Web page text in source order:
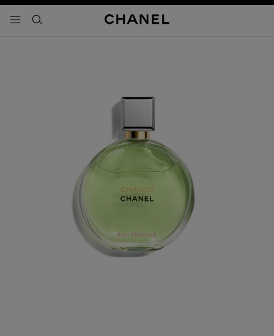
- navegación principal
buscar